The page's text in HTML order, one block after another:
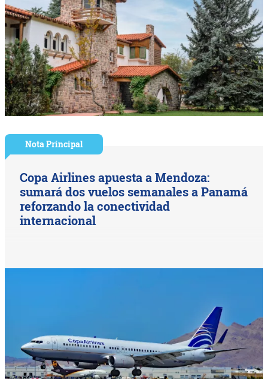
Nota Principal
Copa Airlines apuesta a Mendoza:
sumará dos vuelos semanales a Panamá
reforzando la conectividad
internacional